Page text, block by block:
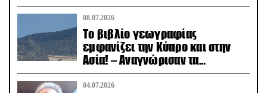
08.07.2026
Το βιβλίο γεωγραφίας
εμφανίζει την Κύπρο και στην
Ασία! – Αναγνώρισαν τα
κατεχόμενα; (φωτο)
04.07.2026